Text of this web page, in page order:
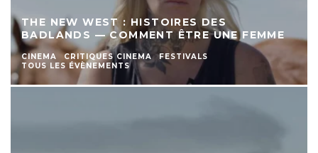
THE NEW WEST : HISTOIRES DES
BADLANDS — COMMENT ÊTRE UNE FEMME
CINEMA CRITIQUES CINEMA
FESTIVALS
TOUS LES ÉVÈNEMENTS